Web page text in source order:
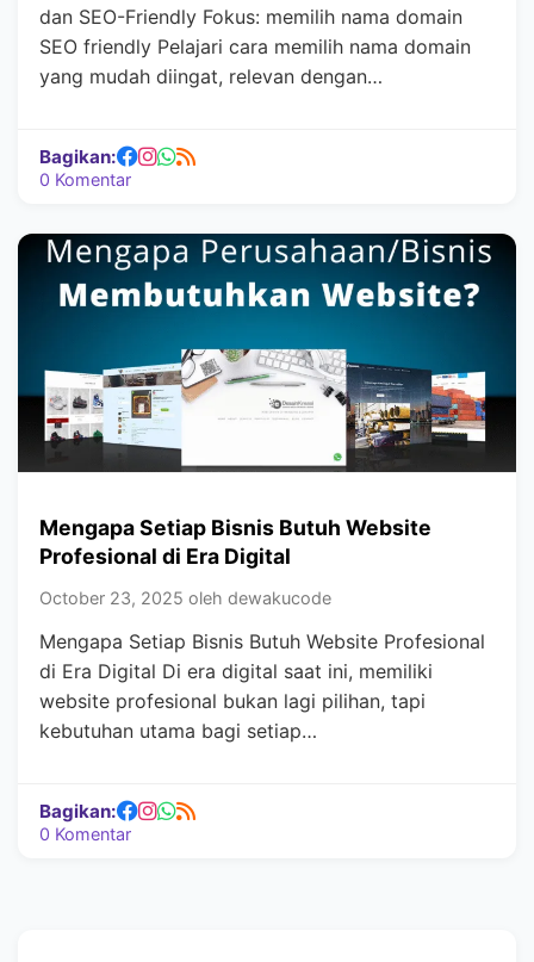
dan SEO-Friendly Fokus: memilih nama domain
SEO friendly Pelajari cara memilih nama domain
yang mudah diingat, relevan dengan…
Bagikan:
0 Komentar
Mengapa Setiap Bisnis Butuh Website
Profesional di Era Digital
October 23, 2025 oleh dewakucode
Mengapa Setiap Bisnis Butuh Website Profesional
di Era Digital Di era digital saat ini, memiliki
website profesional bukan lagi pilihan, tapi
kebutuhan utama bagi setiap…
Bagikan:
0 Komentar